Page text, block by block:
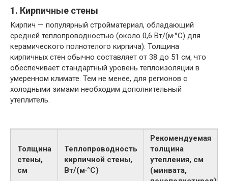
1. Кирпичные стены
Кирпич — популярный стройматериал, обладающий
средней теплопроводностью (около 0,6 Вт/(м·°C) для
керамического полнотелого кирпича). Толщина
кирпичных стен обычно составляет от 38 до 51 см, что
обеспечивает стандартный уровень теплоизоляции в
умеренном климате. Тем не менее, для регионов с
холодными зимами необходим дополнительный
утеплитель.
Толщина
стены,
см
Теплопроводность
кирпичной стены,
Вт/(м·°C)
Рекомендуемая
толщина
утепления, см
(минвата,